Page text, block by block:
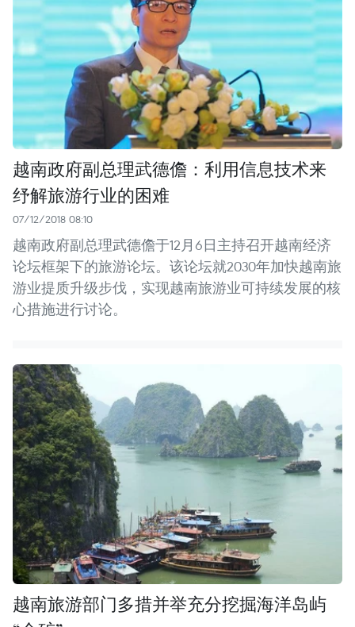
越南政府副总理武德儋：利用信息技术来
纾解旅游行业的困难
07/12/2018 08:10
越南政府副总理武德儋于12月6日主持召开越南经济
论坛框架下的旅游论坛。该论坛就2030年加快越南旅
游业提质升级步伐，实现越南旅游业可持续发展的核
心措施进行讨论。
越南旅游部门多措并举充分挖掘海洋岛屿